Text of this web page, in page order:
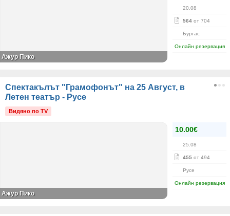
20.08
564 от 704
Бургас
Онлайн резервация
Ажур Пико
Спектакълът "Грамофонът" на 25 Август, в
Летен театър - Русе
Видяно по TV
10.00€
25.08
455 от 494
Русе
Онлайн резервация
Ажур Пико